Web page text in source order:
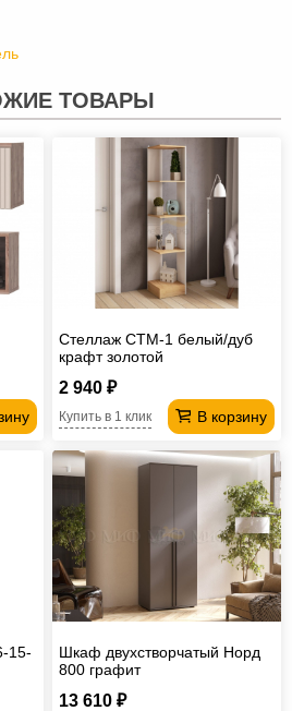
ТОВАРЫ
Стеллаж СТМ-1 белый/дуб
крафт золотой
2 940 ₽
В корзину
Купить в 1 клик
15-
Шкаф двухстворчатый Норд
800 графит
13 610 ₽